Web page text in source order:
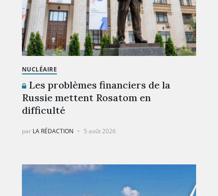
NUCLÉAIRE
Les problèmes financiers de la
Russie mettent Rosatom en
difficulté
par LA RÉDACTION 5 août 2026